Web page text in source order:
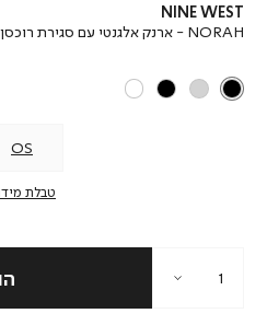
NINE WEST
NORAH - ארנק אלגנטי עם סגירת רוכסן
OS
טבלת